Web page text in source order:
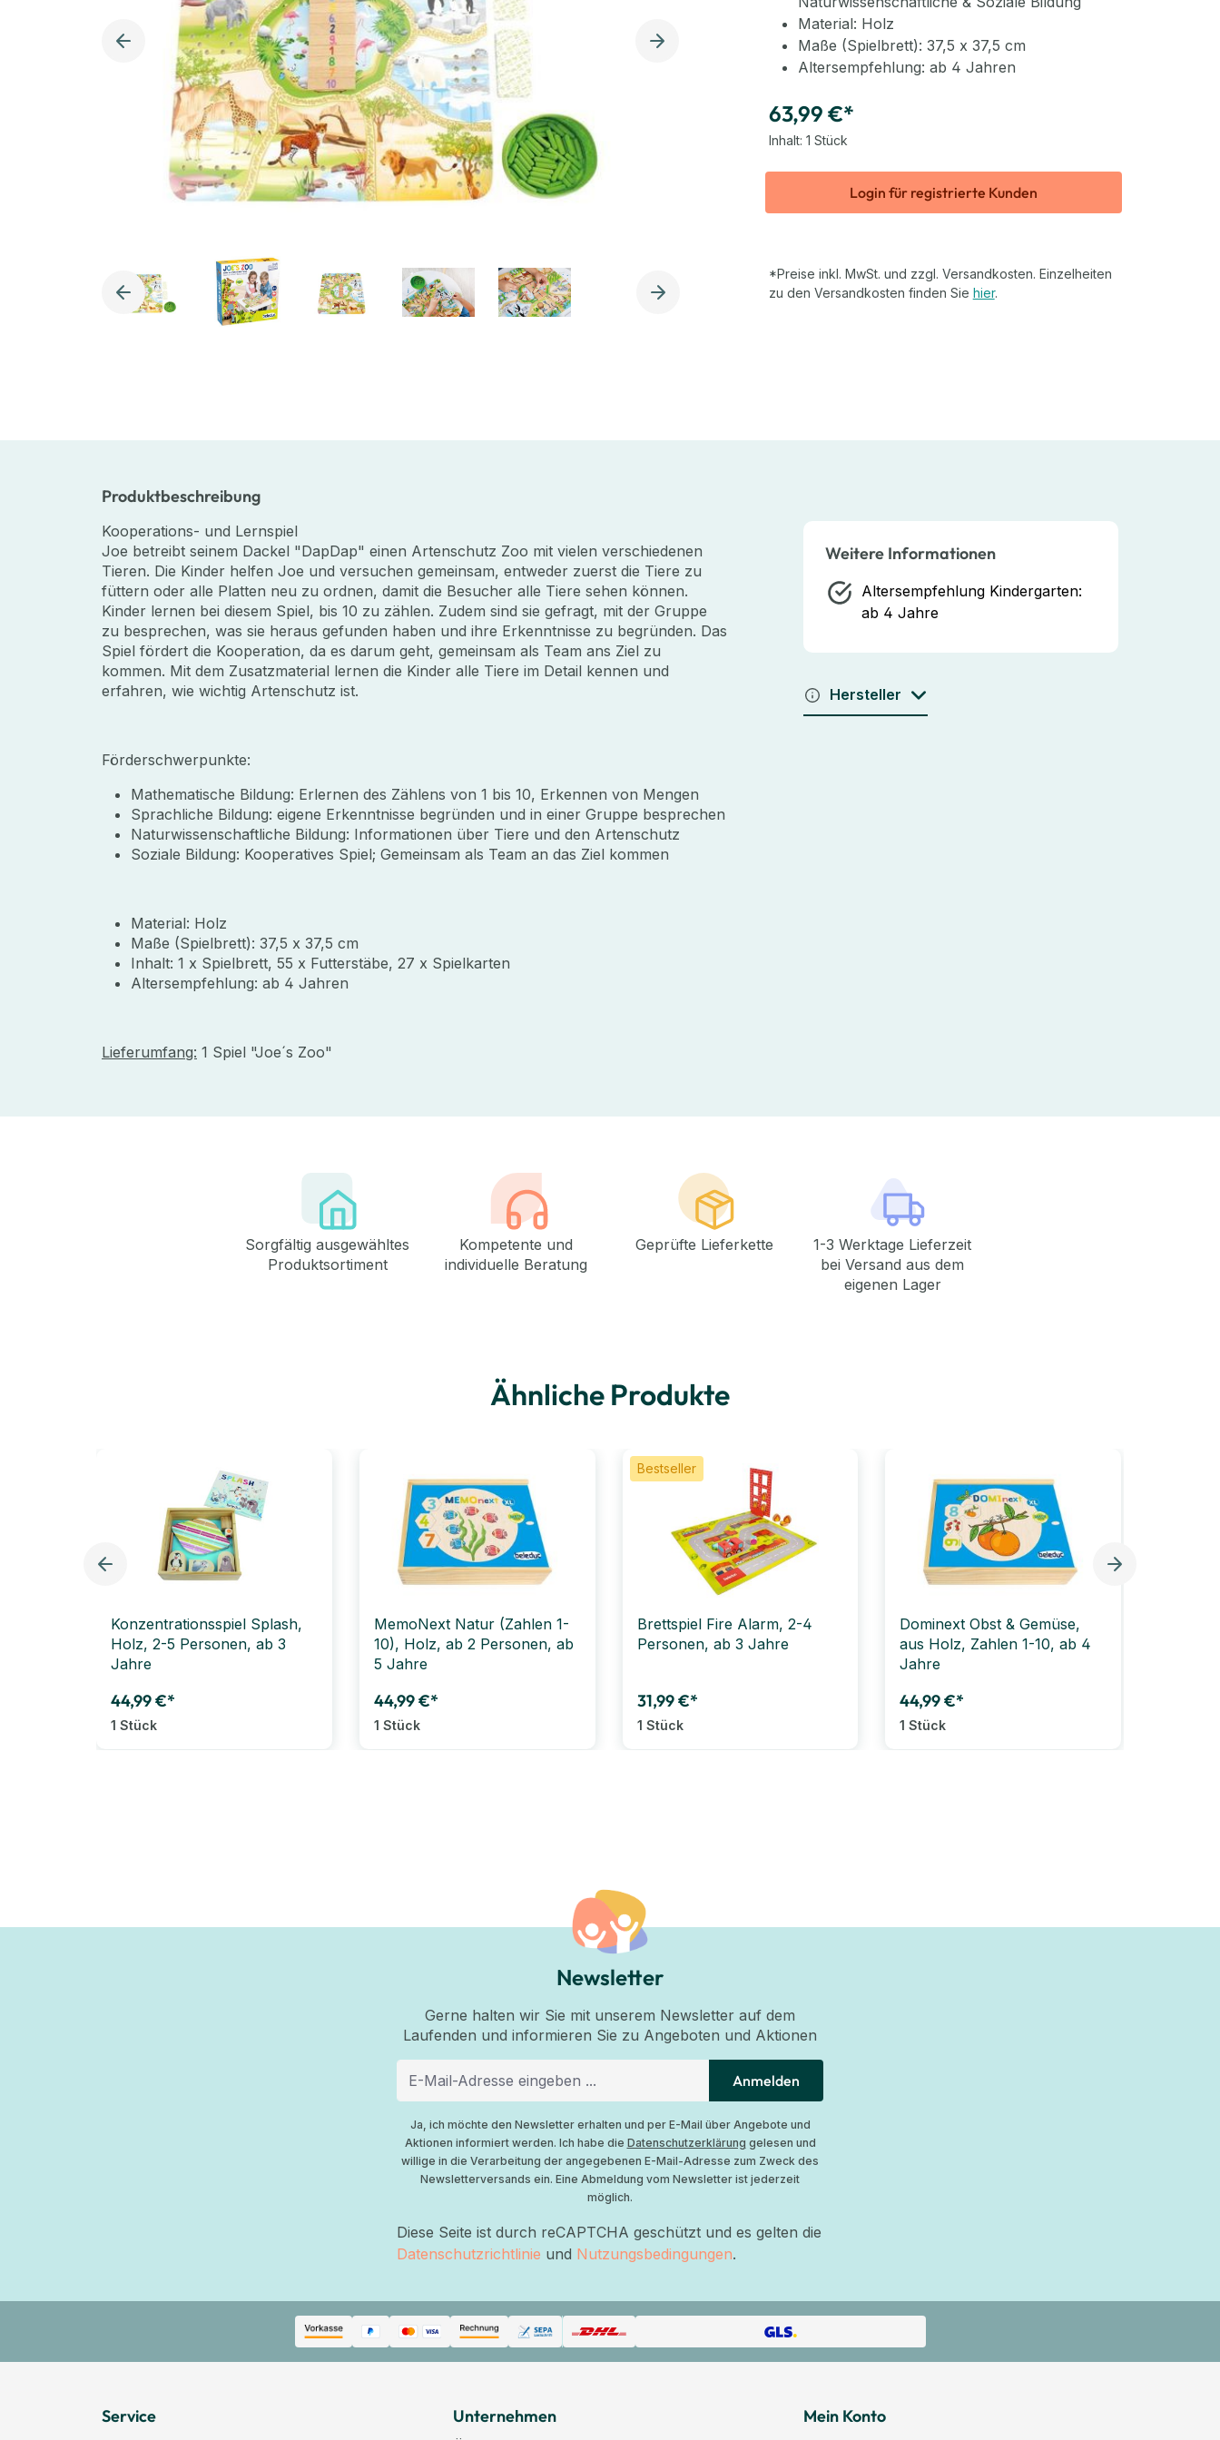
Material: Holz
Maße (Spielbrett): 37,5 x 37,5 cm
Altersempfehlung: ab 4 Jahren
63,99 €*
Inhalt: 1 Stück
Login für registrierte Kunden
*Preise inkl. MwSt. und zzgl. Versandkosten. Einzelheiten
zu den Versandkosten finden Sie hier.
Produktbeschreibung
Kooperations- und Lernspiel
Joe betreibt seinem Dackel "DapDap" einen Artenschutz Zoo mit vielen verschiedenen
Tieren. Die Kinder helfen Joe und versuchen gemeinsam, entweder zuerst die Tiere zu
füttern oder alle Platten neu zu ordnen, damit die Besucher alle Tiere sehen können.
Kinder lernen bei diesem Spiel, bis 10 zu zählen. Zudem sind sie gefragt, mit der Gruppe
zu besprechen, was sie heraus gefunden haben und ihre Erkenntnisse zu begründen. Das
Spiel fördert die Kooperation, da es darum geht, gemeinsam als Team ans Ziel zu
kommen. Mit dem Zusatzmaterial lernen die Kinder alle Tiere im Detail kennen und
erfahren, wie wichtig Artenschutz ist.
Förderschwerpunkte:
Mathematische Bildung: Erlernen des Zählens von 1 bis 10, Erkennen von Mengen
Sprachliche Bildung: eigene Erkenntnisse begründen und in einer Gruppe besprechen
Naturwissenschaftliche Bildung: Informationen über Tiere und den Artenschutz
Soziale Bildung: Kooperatives Spiel; Gemeinsam als Team an das Ziel kommen
Material: Holz
Maße (Spielbrett): 37,5 x 37,5 cm
Inhalt: 1 x Spielbrett, 55 x Futterstäbe, 27 x Spielkarten
Altersempfehlung: ab 4 Jahren
Lieferumfang: 1 Spiel "Joe´s Zoo"
Weitere Informationen
Altersempfehlung Kindergarten:
ab 4 Jahre
Hersteller
Sorgfältig ausgewähltes
Produktsortiment
Kompetente und
individuelle Beratung
Geprüfte Lieferkette
1-3 Werktage Lieferzeit
bei Versand aus dem
eigenen Lager
Ähnliche Produkte
Konzentrationsspiel Splash,
Holz, 2-5 Personen, ab 3
Jahre
44,99 €*
1 Stück
MemoNext Natur (Zahlen 1-
10), Holz, ab 2 Personen, ab
5 Jahre
44,99 €*
1 Stück
Bestseller
Brettspiel Fire Alarm, 2-4
Personen, ab 3 Jahre
31,99 €*
1 Stück
Dominext Obst & Gemüse,
aus Holz, Zahlen 1-10, ab 4
Jahre
44,99 €*
1 Stück
Newsletter
Gerne halten wir Sie mit unserem Newsletter auf dem
Laufenden und informieren Sie zu Angeboten und Aktionen
Anmelden
Ja, ich möchte den Newsletter erhalten und per E-Mail über Angebote und
Aktionen informiert werden. Ich habe die Datenschutzerklärung gelesen und
willige in die Verarbeitung der angegebenen E-Mail-Adresse zum Zweck des
Newsletterversands ein. Eine Abmeldung vom Newsletter ist jederzeit
möglich.
Diese Seite ist durch reCAPTCHA geschützt und es gelten die
Datenschutzrichtlinie und Nutzungsbedingungen.
Service Unternehmen Mein Konto